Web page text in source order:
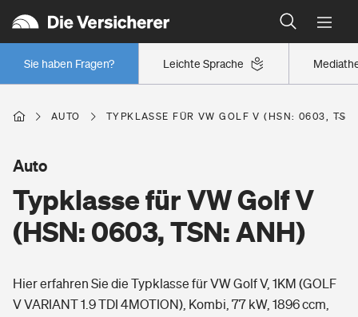
Leichte Sprache
Sie haben Fragen?
Wer versichert was: Jetzt Versicherer finden
Regionalklassen: So ist Ihre Region eingestuft
Wer versichert was: Jetzt Versicherer finden
Berufsunfähigkeitsversicherung
Erwerbsunfähigkeitsversicherung
Grundfähigkeitsversicherung
Wohnen
Freizeit
AUTO TYPKLASSE FÜR VW GOLF V (HSN: 0603,
Typklasse für VW Golf V
(HSN: 0603, TSN: ANH)
Auto
Hier erfahren Sie die Typklasse für VW Golf V, 1KM (GOLF
V VARIANT 1.9 TDI 4MOTION), Kombi, 77 kW, 1896 ccm,